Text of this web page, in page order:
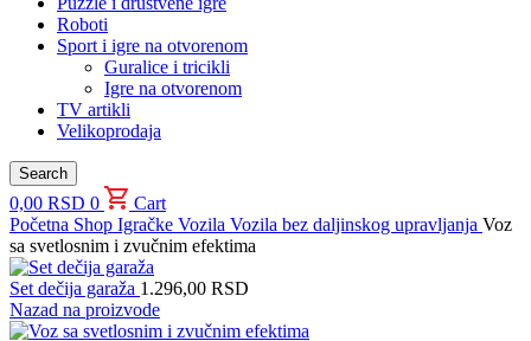
Roboti
Sport i igre na otvorenom
Guralice i tricikli
Igre na otvorenom
TV artikli
Velikoprodaja
Search
0,00 RSD 0
Cart
Početna Shop Igračke Vozila Vozila bez daljinskog upravljanja Voz
sa svetlosnim i zvučnim efektima
Set dečija garaža 1.296,00 RSD
Nazad na proizvode